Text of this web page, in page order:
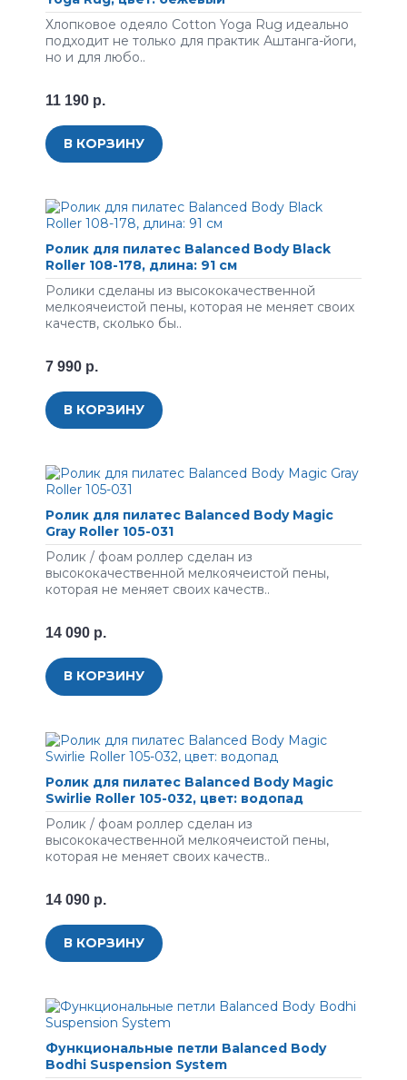
Хлопковое одеяло Cotton Yoga Rug идеально
подходит не только для практик Аштанга-йоги,
но и для любо..
11 190 р.
В КОРЗИНУ
Ролик для пилатес Balanced Body Black
Roller 108-178, длина: 91 см
Ролики сделаны из высококачественной
мелкоячеистой пены, которая не меняет своих
качеств, сколько бы..
7 990 р.
В КОРЗИНУ
Ролик для пилатес Balanced Body Magic
Gray Roller 105-031
Ролик / фоам роллер сделан из
высококачественной мелкоячеистой пены,
которая не меняет своих качеств..
14 090 р.
В КОРЗИНУ
Ролик для пилатес Balanced Body Magic
Swirlie Roller 105-032, цвет: водопад
Ролик / фоам роллер сделан из
высококачественной мелкоячеистой пены,
которая не меняет своих качеств..
14 090 р.
В КОРЗИНУ
Функциональные петли Balanced Body
Bodhi Suspension System